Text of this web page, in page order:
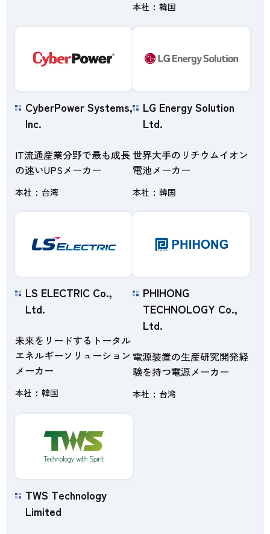
本社 韓国
CyberPower Systems,
Inc.
本社 台湾
IT流通産業分野で最も成長
の速いUPSメーカー
LG Energy Solution
Ltd.
本社 韓国
世界大手のリチウムイオン
電池メーカー
LS ELECTRIC Co.,
Ltd.
本社 韓国
未来をリードするトータル
エネルギーソリューション
メーカー
PHIHONG
TECHNOLOGY Co.,
Ltd.
本社 台湾
電源装置の生産研究開発経
験を持つ電源メーカー
TWS Technology
Limited